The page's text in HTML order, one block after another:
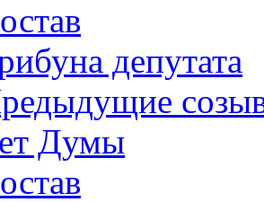
депутата
Думы